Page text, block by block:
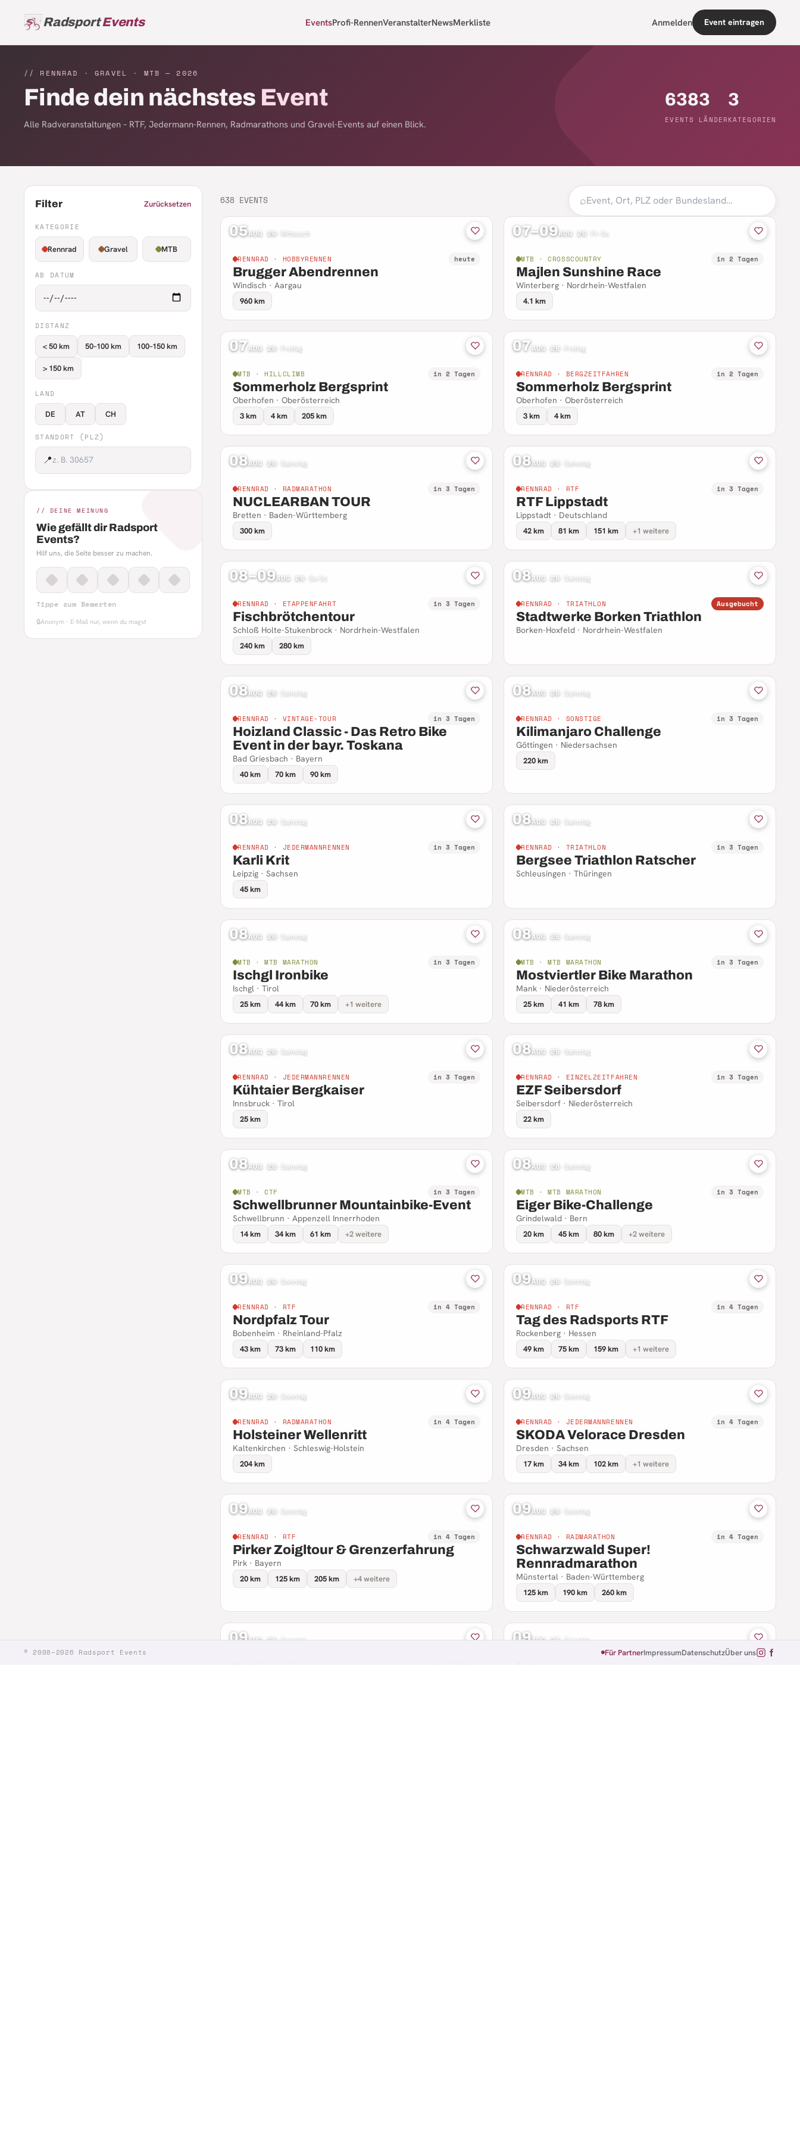
RadsportEvents EventsProfi-RennenVeranstalterNewsMerkliste Anmelden Event eintragen
// RENNRAD · GRAVEL · MTB —2026
Finde dein nächstes Event
Alle Radveranstaltungen – RTF, Jedermann-Rennen, Radmarathons und Gravel-Events auf einen Blick.
638
EVENTS
3
LÄNDER
3
KATEGORIEN
Filter Zurücksetzen
KATEGORIE
Rennrad Gravel MTB
AB DATUM
DISTANZ
< 50 km 50–100 km 100–150 km
> 150 km
LAND
DE AT CH
STANDORT (PLZ)
📍
// DEINE MEINUNG
Wie gefällt dir Radsport
Events?
Hilf uns, die Seite besser zu machen.
Tippe zum Bewerten
🔒Anonym · E-Mail nur, wenn du magst
638 EVENTS ⌕
05AUG 26· Mittwoch
RENNRAD · HOBBYRENNEN heute
Brugger Abendrennen
Windisch · Aargau
960 km
07–09AUG 26· Fr–So
MTB · CROSSCOUNTRY in 2 Tagen
Majlen Sunshine Race
Winterberg · Nordrhein-Westfalen
4.1 km
07AUG 26· Freitag
MTB · HILLCLIMB in 2 Tagen
Sommerholz Bergsprint
Oberhofen · Oberösterreich
3 km 4 km 205 km
07AUG 26· Freitag
RENNRAD · BERGZEITFAHREN in 2 Tagen
Sommerholz Bergsprint
Oberhofen · Oberösterreich
3 km 4 km
08AUG 26· Samstag
RENNRAD · RADMARATHON in 3 Tagen
NUCLEARBAN TOUR
Bretten · Baden-Württemberg
300 km
08AUG 26· Samstag
RENNRAD · RTF in 3 Tagen
RTF Lippstadt
Lippstadt · Deutschland
42 km 81 km 151 km +1 weitere
08–09AUG 26· Sa–So
RENNRAD · ETAPPENFAHRT in 3 Tagen
Fischbrötchentour
Schloß Holte-Stukenbrock · Nordrhein-Westfalen
240 km 280 km
08AUG 26· Samstag
RENNRAD · TRIATHLON Ausgebucht
Stadtwerke Borken Triathlon
Borken-Hoxfeld · Nordrhein-Westfalen
08AUG 26· Samstag
RENNRAD · VINTAGE-TOUR in 3 Tagen
Hoizland Classic - Das Retro Bike
Event in der bayr. Toskana
Bad Griesbach · Bayern
40 km 70 km 90 km
08AUG 26· Samstag
RENNRAD · SONSTIGE in 3 Tagen
Kilimanjaro Challenge
Göttingen · Niedersachsen
220 km
08AUG 26· Samstag
RENNRAD · JEDERMANNRENNEN in 3 Tagen
Karli Krit
Leipzig · Sachsen
45 km
08AUG 26· Samstag
RENNRAD · TRIATHLON in 3 Tagen
Bergsee Triathlon Ratscher
Schleusingen · Thüringen
08AUG 26· Samstag
MTB · MTB MARATHON in 3 Tagen
Ischgl Ironbike
Ischgl · Tirol
25 km 44 km 70 km +1 weitere
08AUG 26· Samstag
MTB · MTB MARATHON in 3 Tagen
Mostviertler Bike Marathon
Mank · Niederösterreich
25 km 41 km 78 km
08AUG 26· Samstag
RENNRAD · JEDERMANNRENNEN in 3 Tagen
Kühtaier Bergkaiser
Innsbruck · Tirol
25 km
08AUG 26· Samstag
RENNRAD · EINZELZEITFAHREN in 3 Tagen
EZF Seibersdorf
Seibersdorf · Niederösterreich
22 km
08AUG 26· Samstag
MTB · CTF in 3 Tagen
Schwellbrunner Mountainbike-Event
Schwellbrunn · Appenzell Innerrhoden
14 km 34 km 61 km +2 weitere
08AUG 26· Samstag
MTB · MTB MARATHON in 3 Tagen
Eiger Bike-Challenge
Grindelwald · Bern
20 km 45 km 80 km +2 weitere
09AUG 26· Sonntag
RENNRAD · RTF in 4 Tagen
Nordpfalz Tour
Bobenheim · Rheinland-Pfalz
43 km 73 km 110 km
09AUG 26· Sonntag
RENNRAD · RTF in 4 Tagen
Tag des Radsports RTF
Rockenberg · Hessen
49 km 75 km 159 km +1 weitere
09AUG 26· Sonntag
RENNRAD · RADMARATHON in 4 Tagen
Holsteiner Wellenritt
Kaltenkirchen · Schleswig-Holstein
204 km
09AUG 26· Sonntag
RENNRAD · JEDERMANNRENNEN in 4 Tagen
SKODA Velorace Dresden
Dresden · Sachsen
17 km 34 km 102 km +1 weitere
09AUG 26· Sonntag
RENNRAD · RTF in 4 Tagen
Pirker Zoigltour & Grenzerfahrung
Pirk · Bayern
20 km 125 km 205 km +4 weitere
09AUG 26· Sonntag
RENNRAD · RADMARATHON in 4 Tagen
Schwarzwald Super!
Rennradmarathon
Münstertal · Baden-Württemberg
125 km 190 km 260 km
09AUG 26·Sonntag 09AUG 26·Sonntag
© 2008–2026 Radsport Events Für PartnerImpressumDatenschutzÜber uns